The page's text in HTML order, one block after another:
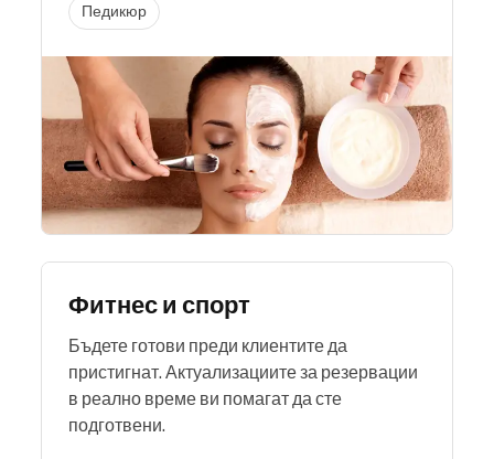
Педикюр
Фитнес и спорт
Бъдете готови преди клиентите да
пристигнат. Актуализациите за резервации
в реално време ви помагат да сте
подготвени.